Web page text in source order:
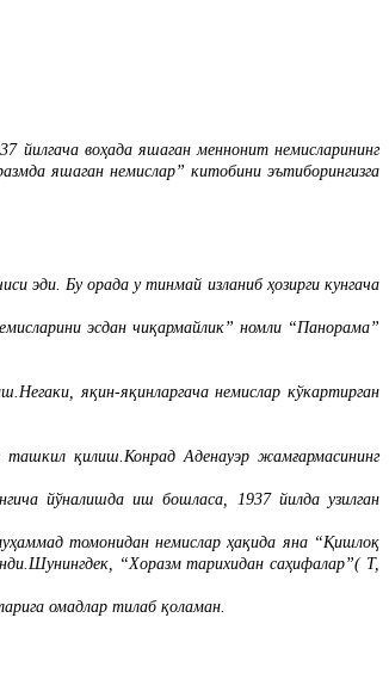
воҳада яшаган меннонит немисларининг
яшаган немислар” китобини эътиборингизга
эди. Бу орада у тинмай изланиб ҳозирги кунгача
эсдан чиқармайлик” номли “Панорама”
яқин-яқинларгача немислар кўкартирган
қилиш.Конрад Аденауэр жамғармасининг
йўналишда иш бошласа, 1937 йилда узилган
томонидан немислар ҳақида яна “Қишлоқ
“Хоразм тарихидан саҳифалар”( Т,
омадлар тилаб қоламан.